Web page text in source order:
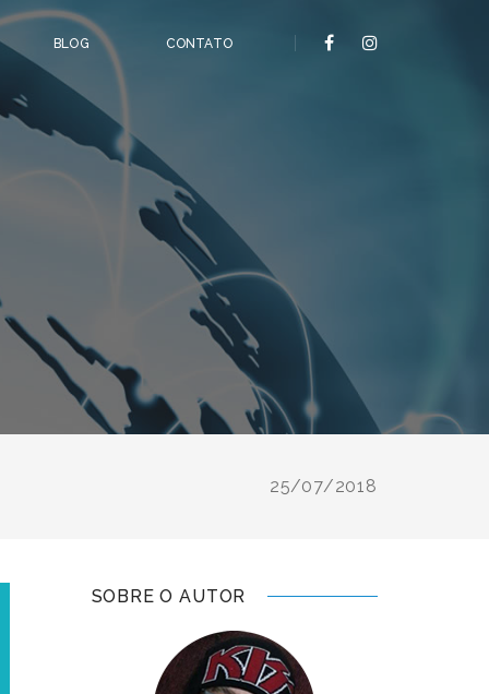
BLOG CONTATO
25/07/2018
SOBRE O AUTOR